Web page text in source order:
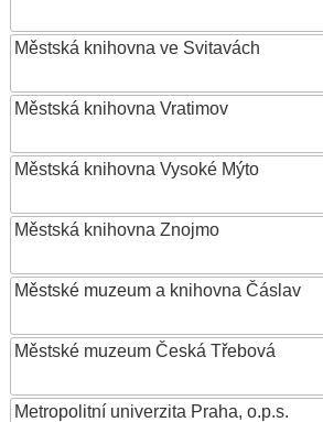
Městská knihovna ve Svitavách
Městská knihovna Vratimov
Městská knihovna Vysoké Mýto
Městská knihovna Znojmo
Městské muzeum a knihovna Čáslav
Městské muzeum Česká Třebová
Metropolitní univerzita Praha, o.p.s.